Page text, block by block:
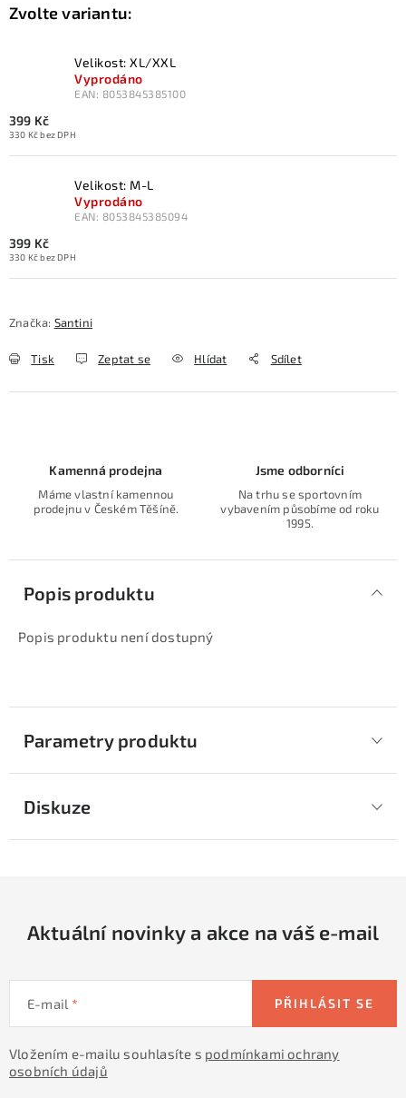
Velikost: XL/XXL
Vyprodáno
EAN: 8053845385100
399 Kč
330 Kč bez DPH
Velikost: M-L
Vyprodáno
EAN: 8053845385094
399 Kč
330 Kč bez DPH
Značka: Santini
Tisk Zeptat se Hlídat Sdílet
Kamenná prodejna
Máme vlastní kamennou
prodejnu v Českém Těšíně.
Jsme odborníci
Na trhu se sportovním
vybavením působíme od roku
1995.
Popis produktu
Popis produktu není dostupný
Parametry produktu
Diskuze
Aktuální novinky a akce na váš e-mail
E-mail
Vložením e-mailu souhlasíte s podmínkami ochrany
osobních údajů
PŘIHLÁSIT SE